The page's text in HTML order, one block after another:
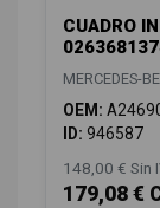
CUADRO
MERCEDES-
OEM:
ID: 946587
148,00 € Sin
179,08 €